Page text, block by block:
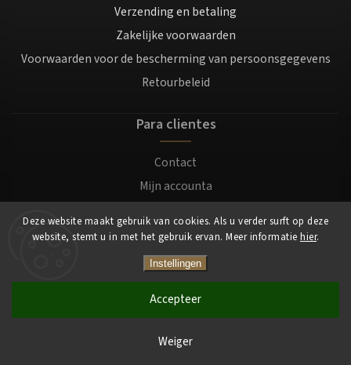
Deze website maakt gebruik van cookies. Als u verder surft op deze
website, stemt u in met het gebruik ervan. Meer informatie hier.
Instellingen
Weiger
Accepteer
Verzending en betaling
Zakelijke voorwaarden
Voorwaarden voor de bescherming van persoonsgegevens
Retourbeleid
Para clientes
Contact
Mijn accounta
Login
Mocafino.nl. Alle rechten voorbehouden.